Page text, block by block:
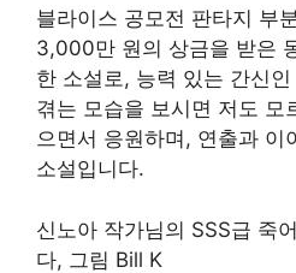
블라이스 공모전 판타지 부
3,000만 원의 상금을 받은
한 소설로, 능력 있는 간신
겪는 모습을 보시면 저도 모
으면서 응원하며, 연출과 이
소설입니다.
신노아 작가님의 SSS급 죽
다, 그림 Bill K